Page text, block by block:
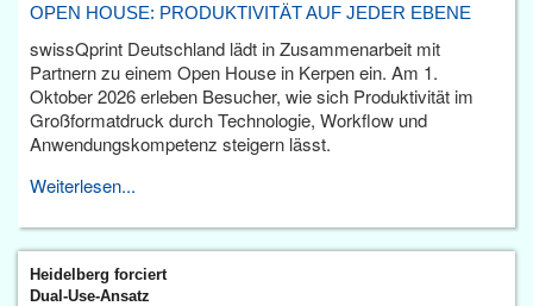
OPEN HOUSE: PRODUKTIVITÄT AUF JEDER EBENE
swissQprint Deutschland lädt in Zusammenarbeit mit
Partnern zu einem Open House in Kerpen ein. Am 1.
Oktober 2026 erleben Besucher, wie sich Produktivität im
Großformatdruck durch Technologie, Workflow und
Anwendungskompetenz steigern lässt.
Weiterlesen...
Heidelberg forciert
Dual-Use-Ansatz